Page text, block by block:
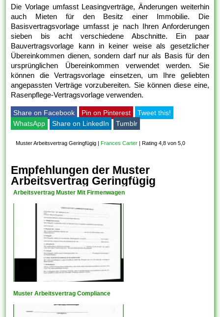
Die Vorlage umfasst Leasingverträge, Änderungen weiterhin
auch Mieten für den Besitz einer Immobilie. Die
Basisvertragsvorlage umfasst je nach Ihren Anforderungen
sieben bis acht verschiedene Abschnitte. Ein paar
Bauvertragsvorlage kann in keiner weise als gesetzlicher
Übereinkommen dienen, sondern darf nur als Basis für den
ursprünglichen Übereinkommen verwendet werden. Sie
können die Vertragsvorlage einsetzen, um Ihre geliebten
angepassten Verträge vorzubereiten. Sie können diese eine,
Rasenpflege-Vertragsvorlage verwenden.
Share on Facebook Pin on Pinterest
Tweet this!
WhatsApp
Share on LinkedIn Tumblr
Muster Arbeitsvertrag Geringfügig | Frances Carter |Rating 4,8 von 5,0
Empfehlungen der Muster
Arbeitsvertrag Geringfügig
Arbeitsvertrag Muster Mit Firmenwagen
Muster Arbeitsvertrag Compliance